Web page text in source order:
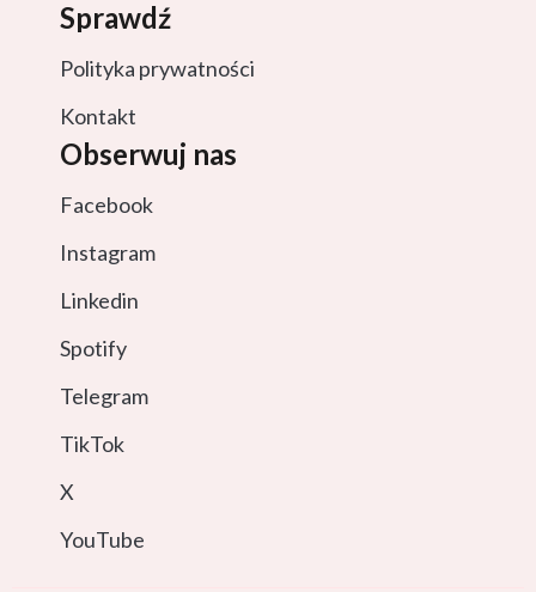
Sprawdź
Polityka prywatności
Kontakt
Obserwuj nas
Facebook
Instagram
Linkedin
Spotify
Telegram
TikTok
X
YouTube